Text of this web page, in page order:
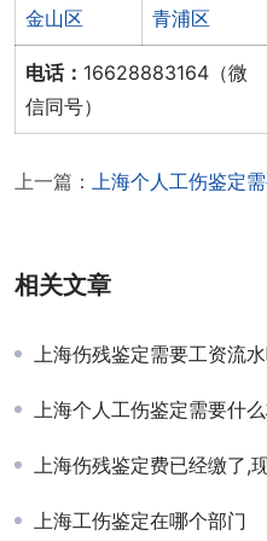
金山区 青浦区
电话： 16628883164（微
信同号）
上一篇： 上海个人工伤鉴定
相关文章
上海伤残鉴定需要工资流
上海个人工伤鉴定需要什
上海伤残鉴定费已经缴了,
上海工伤鉴定在哪个部门